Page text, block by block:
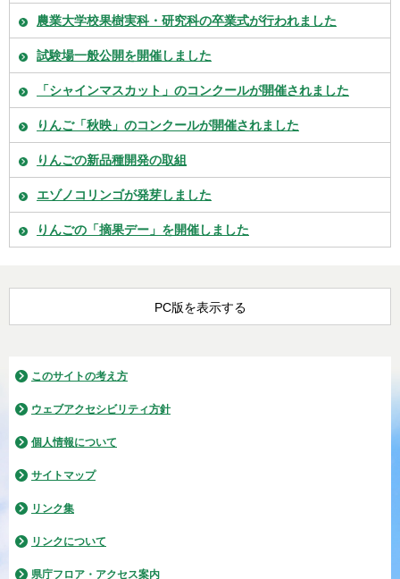
農業大学校果樹実科・研究科の卒業式が行われました
試験場一般公開を開催しました
「シャインマスカット」のコンクールが開催されました
りんご「秋映」のコンクールが開催されました
りんごの新品種開発の取組
エゾノコリンゴが発芽しました
りんごの「摘果デー」を開催しました
PC版を表示する
このサイトの考え方
ウェブアクセシビリティ方針
個人情報について
サイトマップ
リンク集
リンクについて
県庁フロア・アクセス案内